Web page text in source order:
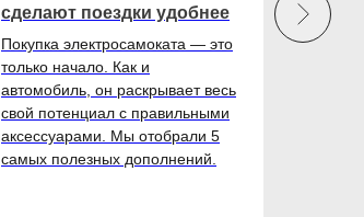
сделают поездки удобнее
Покупка электросамоката — это
только начало. Как и
автомобиль, он раскрывает весь
свой потенциал с правильными
аксессуарами. Мы отобрали 5
самых полезных дополнений.